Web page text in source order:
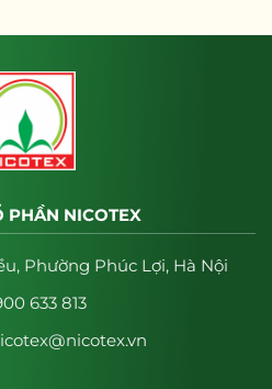
PHẦN NICOTEX
Phường Phúc Lợi, Hà Nội
633 813